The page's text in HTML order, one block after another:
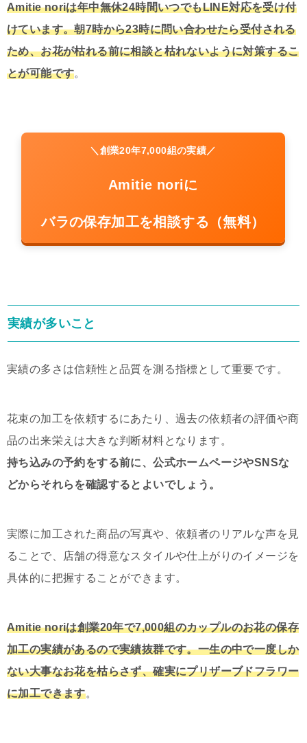
Amitie noriは年中無休24時間いつでもLINE対応を受け付
けています。朝7時から23時に問い合わせたら受付される
ため、お花が枯れる前に相談と枯れないように対策するこ
とが可能です。
＼創業20年7,000組の実績／
Amitie noriに
バラの保存加工を相談する（無料）
実績が多いこと
実績の多さは信頼性と品質を測る指標として重要です。
花束の加工を依頼するにあたり、過去の依頼者の評価や商
品の出来栄えは大きな判断材料となります。
持ち込みの予約をする前に、公式ホームページやSNSな
どからそれらを確認するとよいでしょう。
実際に加工された商品の写真や、依頼者のリアルな声を見
ることで、店舗の得意なスタイルや仕上がりのイメージを
具体的に把握することができます。
Amitie noriは創業20年で7,000組のカップルのお花の保存
加工の実績があるので実績抜群です。一生の中で一度しか
ない大事なお花を枯らさず、確実にプリザーブドフラワー
に加工できます。